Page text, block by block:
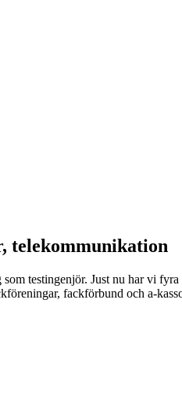
telekommunikation
testingenjör. Just nu har vi
fackförbund och a-